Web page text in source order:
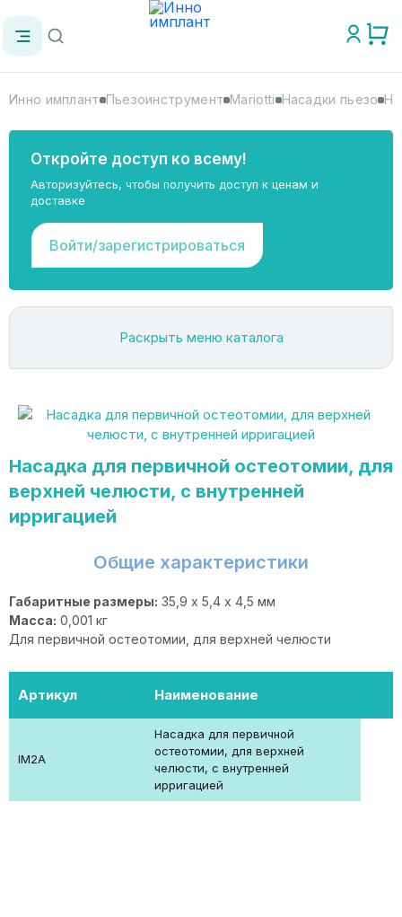
Инно имплант Пьезоинструмент Mariotti Насадки пьезо
Откройте доступ ко всему!
Авторизуйтесь, чтобы получить доступ к ценам и
доставке
Войти/зарегистрироваться
Раскрыть меню каталога
Насадка для первичной остеотомии, для
верхней челюсти, с внутренней
ирригацией
Общие характеристики
Габаритные размеры: 35,9 х 5,4 х 4,5 мм
Масса: 0,001 кг
Для первичной остеотомии, для верхней челюсти
Артикул Наименование
IM2A
Насадка для первичной
остеотомии, для верхней
челюсти, с внутренней
ирригацией